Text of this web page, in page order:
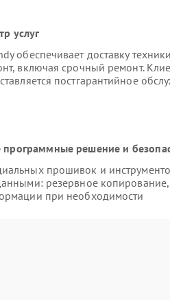
услуг
обеспечивает доставку
включая срочный ремонт.
постгарантийное
решение и
прошивок и
резервное
при необходимости